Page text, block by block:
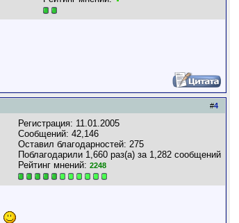
#4
Регистрация: 11.01.2005
Сообщений: 42,146
Оставил благодарностей: 275
Поблагодарили 1,660 раз(а) за 1,282 сообщений
Рейтинг мнений: 2248